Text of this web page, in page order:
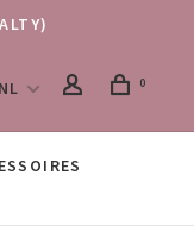
NL 0